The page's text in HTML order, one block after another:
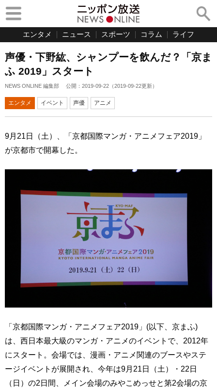
エンタメ ニュース スポーツ コラム ライフ
声優・下野紘、シャンプーを飲んだ？「京ま
ふ 2019」スタート
NEWS ONLINE 編集部 公開： 2019-09-22 （2019-09-22更新）
エンタメ イベント 声優 アニメ
9月21日（土）、「京都国際マンガ・アニメフェア2019」
が京都市で開幕した。
「京都国際マンガ・アニメフェア2019」(以下、京まふ)
は、西日本最大級のマンガ・アニメのイベントで、2012年
にスタート。会場では、漫画・アニメ関連のブースやステ
ージイベントが展開され、今年は9月21日（土）・22日
（日）の2日間、メイン会場のみやこめっせと第2会場の京